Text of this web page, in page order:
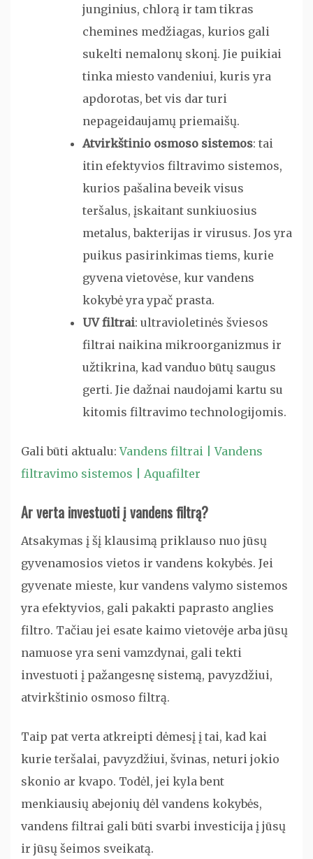
junginius, chlorą ir tam tikras
chemines medžiagas, kurios gali
sukelti nemalonų skonį. Jie puikiai
tinka miesto vandeniui, kuris yra
apdorotas, bet vis dar turi
nepageidaujamų priemaišų.
Atvirkštinio osmoso sistemos: tai
itin efektyvios filtravimo sistemos,
kurios pašalina beveik visus
teršalus, įskaitant sunkiuosius
metalus, bakterijas ir virusus. Jos yra
puikus pasirinkimas tiems, kurie
gyvena vietovėse, kur vandens
kokybė yra ypač prasta.
UV filtrai: ultravioletinės šviesos
filtrai naikina mikroorganizmus ir
užtikrina, kad vanduo būtų saugus
gerti. Jie dažnai naudojami kartu su
kitomis filtravimo technologijomis.
Gali būti aktualu:Vandens filtrai | Vandens
filtravimo sistemos | Aquafilter
Ar verta investuoti į vandens filtrą?
Atsakymas į šį klausimą priklauso nuo jūsų
gyvenamosios vietos ir vandens kokybės. Jei
gyvenate mieste, kur vandens valymo sistemos
yra efektyvios, gali pakakti paprasto anglies
filtro. Tačiau jei esate kaimo vietovėje arba jūsų
namuose yra seni vamzdynai, gali tekti
investuoti į pažangesnę sistemą, pavyzdžiui,
atvirkštinio osmoso filtrą.
Taip pat verta atkreipti dėmesį į tai, kad kai
kurie teršalai, pavyzdžiui, švinas, neturi jokio
skonio ar kvapo. Todėl, jei kyla bent
menkiausių abejonių dėl vandens kokybės,
vandens filtrai gali būti svarbi investicija į jūsų
ir jūsų šeimos sveikatą.